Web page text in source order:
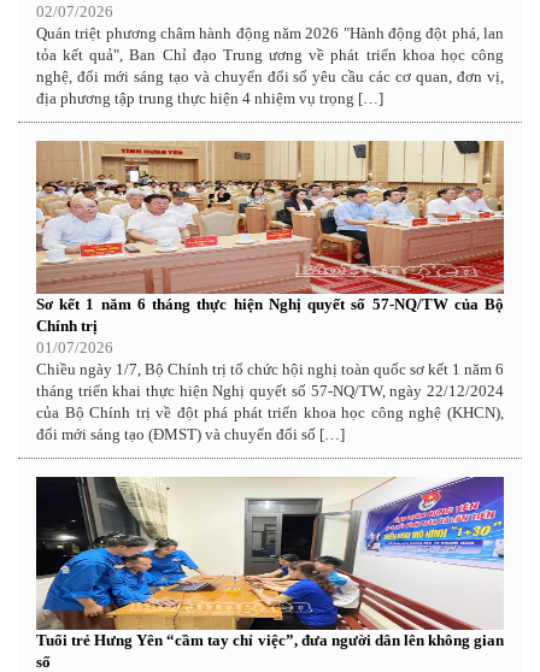
02/07/2026
Quán triệt phương châm hành động năm 2026 "Hành động đột phá, lan
tỏa kết quả", Ban Chỉ đạo Trung ương về phát triển khoa học công
nghệ, đổi mới sáng tạo và chuyển đổi số yêu cầu các cơ quan, đơn vị,
địa phương tập trung thực hiện 4 nhiệm vụ trọng […]
Sơ kết 1 năm 6 tháng thực hiện Nghị quyết số 57-NQ/TW của Bộ
Chính trị
01/07/2026
Chiều ngày 1/7, Bộ Chính trị tổ chức hội nghị toàn quốc sơ kết 1 năm 6
tháng triển khai thực hiện Nghị quyết số 57-NQ/TW, ngày 22/12/2024
của Bộ Chính trị về đột phá phát triển khoa học công nghệ (KHCN),
đổi mới sáng tạo (ĐMST) và chuyển đổi số […]
Tuổi trẻ Hưng Yên “cầm tay chỉ việc”, đưa người dân lên không gian
số